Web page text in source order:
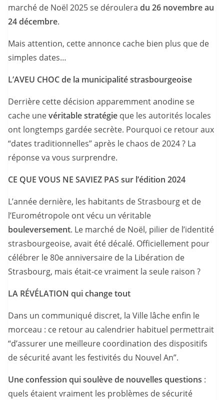
marché de Noël 2025 se déroulera du 26 novembre au
24 décembre.
Mais attention, cette annonce cache bien plus que de
simples dates…
L’AVEU CHOC de la municipalité strasbourgeoise
Derrière cette décision apparemment anodine se
cache unevéritable stratégie que les autorités locales
ont longtemps gardée secrète. Pourquoi ce retour aux
“dates traditionnelles” après le chaos de 2024 ? La
réponse va vous surprendre.
CE QUE VOUS NE SAVIEZ PAS sur l’édition 2024
L’année dernière, les habitants de Strasbourg et de
l’Eurométropole ont vécu un véritable
bouleversement. Le marché de Noël, pilier de l’identité
strasbourgeoise, avait été décalé. Officiellement pour
célébrer le 80e anniversaire de la Libération de
Strasbourg, mais était-ce vraiment la seule raison ?
LA RÉVÉLATION qui change tout
Dans un communiqué discret, la Ville lâche enfin le
morceau : ce retour au calendrier habituel permettrait
“d’assurer une meilleure coordination des dispositifs
de sécurité avant les festivités du Nouvel An”.
Une confession qui soulève de nouvelles questions :
quels étaient vraiment les problèmes de sécurité